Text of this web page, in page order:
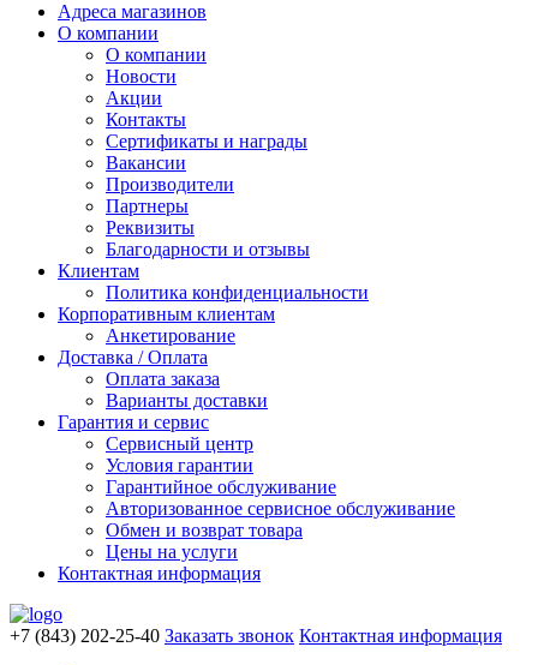
Адреса магазинов
О компании
О компании
Новости
Акции
Контакты
Сертификаты и награды
Вакансии
Производители
Партнеры
Реквизиты
Благодарности и отзывы
Клиентам
Политика конфиденциальности
Корпоративным клиентам
Анкетирование
Доставка / Оплата
Оплата заказа
Варианты доставки
Гарантия и сервис
Сервисный центр
Условия гарантии
Гарантийное обслуживание
Авторизованное сервисное обслуживание
Обмен и возврат товара
Цены на услуги
Контактная информация
+7 (843) 202-25-40 Заказать звонок Контактная информация